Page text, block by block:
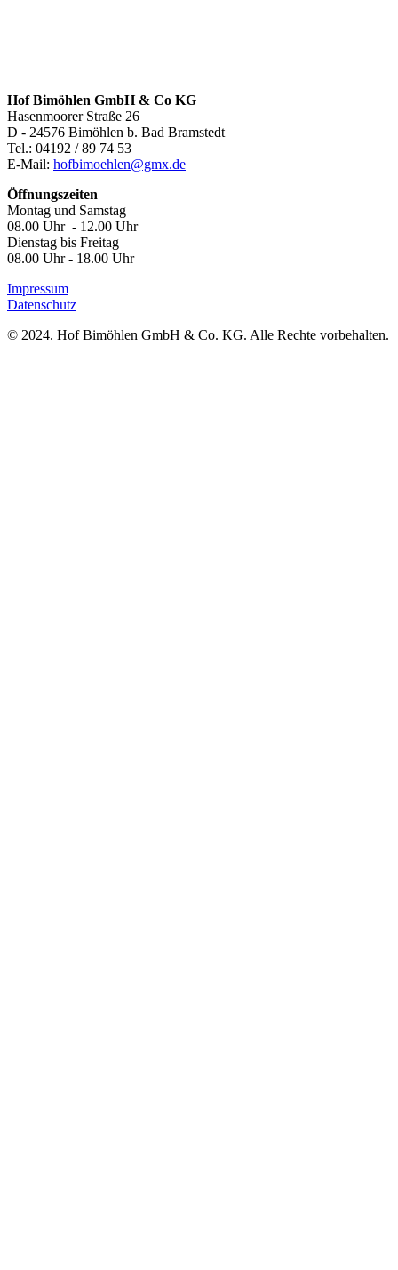
Hof Bimöhlen GmbH & Co KG
Hasenmoorer Straße 26
D - 24576 Bimöhlen b. Bad Bramstedt
Tel.: 04192 / 89 74 53
E-Mail: hofbimoehlen@gmx.de
Öffnungszeiten
Montag und Samstag
08.00 Uhr - 12.00 Uhr
Dienstag bis Freitag
08.00 Uhr - 18.00 Uhr
Impressum
Datenschutz
© 2024. Hof Bimöhlen GmbH & Co. KG. Alle Rechte vorbehalten.